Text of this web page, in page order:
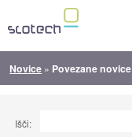
Novice » Povezane novice
Išči: